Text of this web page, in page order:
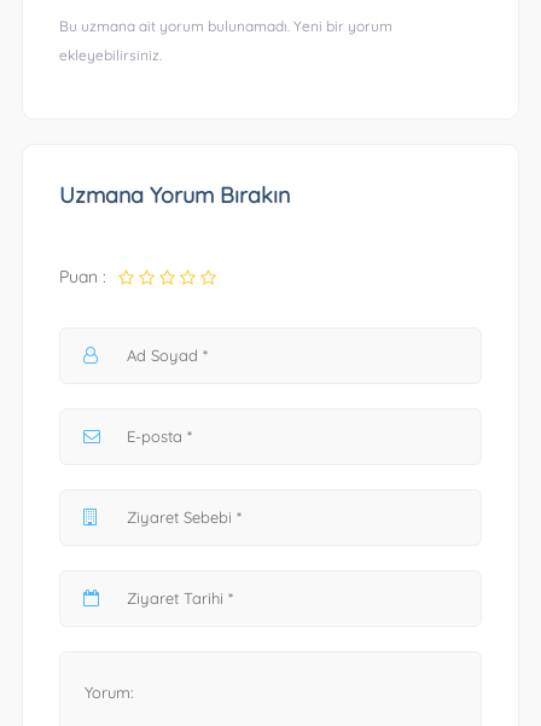
Bu uzmana ait yorum bulunamadı. Yeni bir yorum
ekleyebilirsiniz.
Uzmana Yorum Bırakın
Puan :